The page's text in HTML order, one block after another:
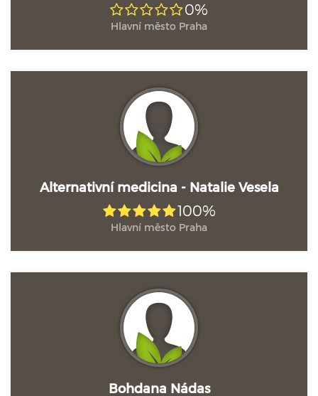
0%
Hlavní město Praha
Alternativní medicina - Natalie Vesela
100%
Hlavní město Praha
Bohdana Nádas